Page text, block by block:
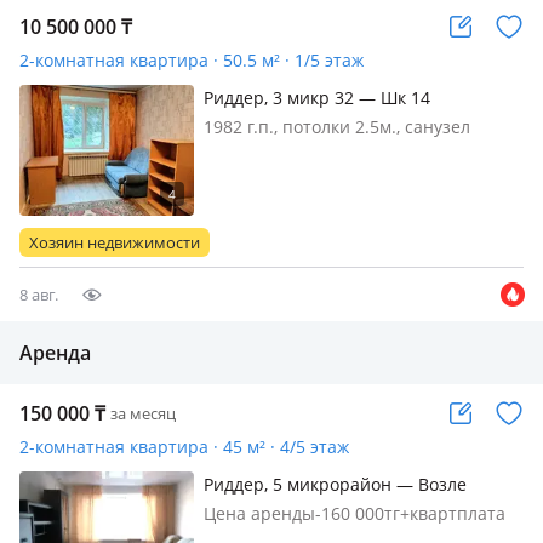
10 500 000₸
2-комнатная квартира · 50.5 м² · 1/5 этаж
Риддер, 3 микр 32 — Шк 14
1982 г.п., потолки 2.5м., санузел
Хозяин недвижимости
8 авг.
Аренда
150 000₸ за месяц
2-комнатная квартира · 45 м² · 4/5 этаж
Риддер, 5 микрорайон — Возле
магазина "Татьяна"
Цена аренды-160 000тг+квартплата